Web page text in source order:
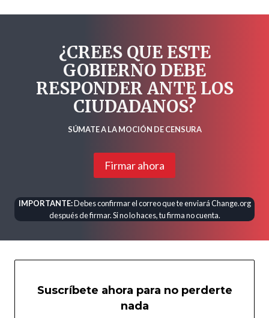
¿CREES QUE ESTE
GOBIERNO DEBE
RESPONDER ANTE LOS
CIUDADANOS?
SÚMATE A LA MOCIÓN DE CENSURA
Firmar ahora
IMPORTANTE:Debes confirmar el correo que te enviará Change.org
después de firmar. Si no lo haces, tu firma no cuenta.
Suscríbete ahora para no perderte
nada